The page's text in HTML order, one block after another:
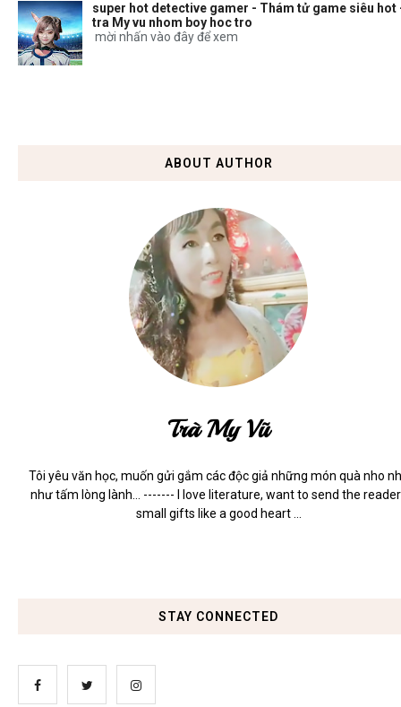
super hot detective gamer - Thám tử game siêu hot
tra My vu nhom boy hoc tro
mời nhấn vào đây để xem
ABOUT AUTHOR
Trà My Vũ
Tôi yêu văn học, muốn gửi gắm các độc giả những món quà nho
như tấm lòng lành... ------- I love literature, want to send the
small gifts like a good heart ...
STAY CONNECTED